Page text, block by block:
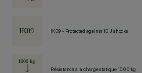
IK09 - Protected against 10 J shocks
Résistance à la charge statique 1000 kg